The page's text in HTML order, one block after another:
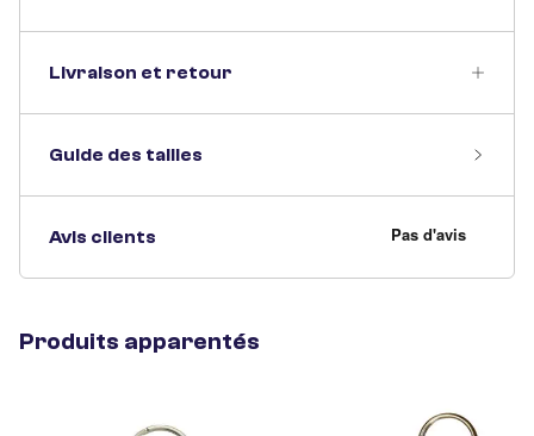
Livraison et retour
Guide des tailles
Avis clients
Produits apparentés